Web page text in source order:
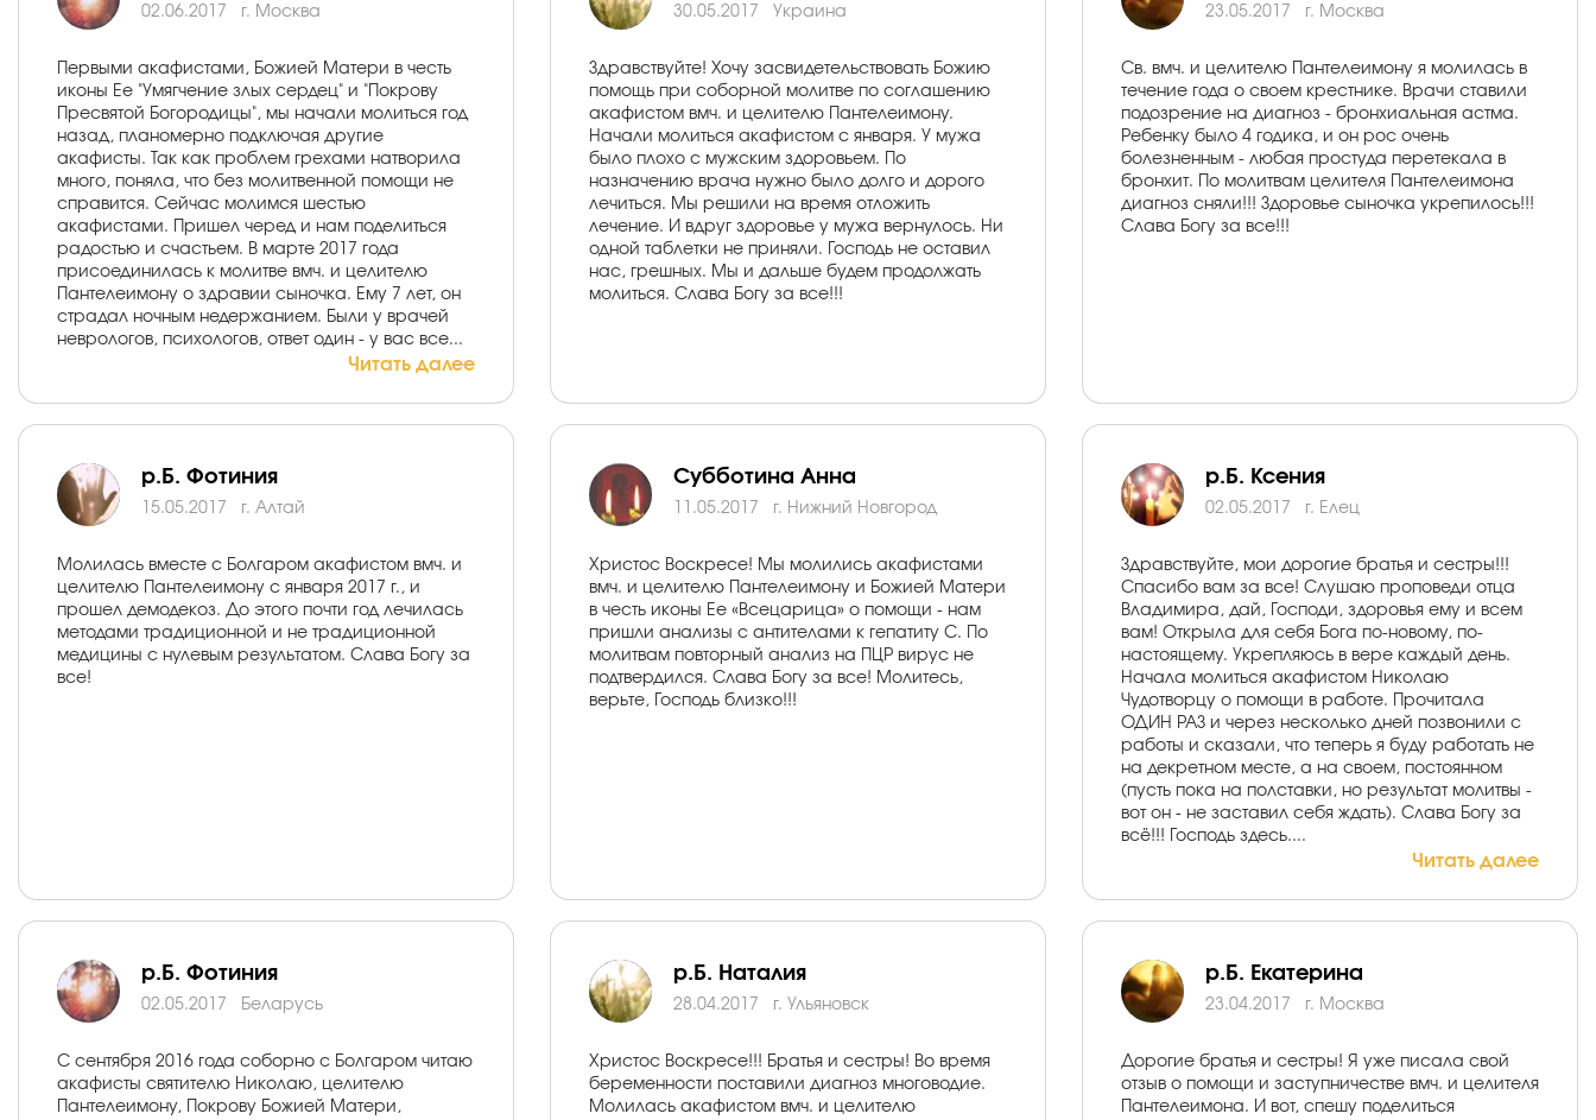
02.06.2017 г. Москва
Первыми акафистами, Божией Матери в честь
иконы Ее "Умягчение злых сердец" и "Покрову
Пресвятой Богородицы", мы начали молиться год
назад, планомерно подключая другие
акафисты. Так как проблем грехами натворила
много, поняла, что без молитвенной помощи не
справится. Сейчас молимся шестью
акафистами. Пришел черед и нам поделиться
радостью и счастьем. В марте 2017 года
присоединилась к молитве вмч. и целителю
Пантелеимону о здравии сыночка. Ему 7 лет, он
страдал ночным недержанием. Были у врачей
неврологов, психологов, ответ один - у вас все...
Читать далее
30.05.2017 Украина
Здравствуйте! Хочу засвидетельствовать Божию
помощь при соборной молитве по соглашению
акафистом вмч. и целителю Пантелеимону.
Начали молиться акафистом с января. У мужа
было плохо с мужским здоровьем. По
назначению врача нужно было долго и дорого
лечиться. Мы решили на время отложить
лечение. И вдруг здоровье у мужа вернулось. Ни
одной таблетки не приняли. Господь не оставил
нас, грешных. Мы и дальше будем продолжать
молиться. Слава Богу за все!!!
23.05.2017 г. Москва
Св. вмч. и целителю Пантелеимону я молилась в
течение года о своем крестнике. Врачи ставили
подозрение на диагноз - бронхиальная астма.
Ребенку было 4 годика, и он рос очень
болезненным - любая простуда перетекала в
бронхит. По молитвам целителя Пантелеимона
диагноз сняли!!! Здоровье сыночка укрепилось!!!
Слава Богу за все!!!
р.Б. Фотиния
15.05.2017 г. Алтай
Молилась вместе с Болгаром акафистом вмч. и
целителю Пантелеимону с января 2017 г., и
прошел демодекоз. До этого почти год лечилась
методами традиционной и не традиционной
медицины с нулевым результатом. Слава Богу за
все!
Субботина Анна
11.05.2017 г. Нижний Новгород
Христос Воскресе! Мы молились акафистами
вмч. и целителю Пантелеимону и Божией Матери
в честь иконы Ее «Всецарица» о помощи - нам
пришли анализы с антителами к гепатиту С. По
молитвам повторный анализ на ПЦР вирус не
подтвердился. Слава Богу за все! Молитесь,
верьте, Господь близко!!!
р.Б. Ксения
02.05.2017 г. Елец
Здравствуйте, мои дорогие братья и сестры!!!
Спасибо вам за все! Слушаю проповеди отца
Владимира, дай, Господи, здоровья ему и всем
вам! Открыла для себя Бога по-новому, по-
настоящему. Укрепляюсь в вере каждый день.
Начала молиться акафистом Николаю
Чудотворцу о помощи в работе. Прочитала
ОДИН РАЗ и через несколько дней позвонили с
работы и сказали, что теперь я буду работать не
на декретном месте, а на своем, постоянном
(пусть пока на полставки, но результат молитвы -
вот он - не заставил себя ждать). Слава Богу за
всё!!! Господь здесь....
Читать далее
р.Б. Фотиния
02.05.2017 Беларусь
С сентября 2016 года соборно с Болгаром читаю
акафисты святителю Николаю, целителю
Пантелеимону, Покрову Божией Матери,
р.Б. Наталия
28.04.2017 г. Ульяновск
Христос Воскресе!!! Братья и сестры! Во время
беременности поставили диагноз многоводие.
Молилась акафистом вмч. и целителю
р.Б. Екатерина
23.04.2017 г. Москва
Дорогие братья и сестры! Я уже писала свой
отзыв о помощи и заступничестве вмч. и целителя
Пантелеимона. И вот, спешу поделиться